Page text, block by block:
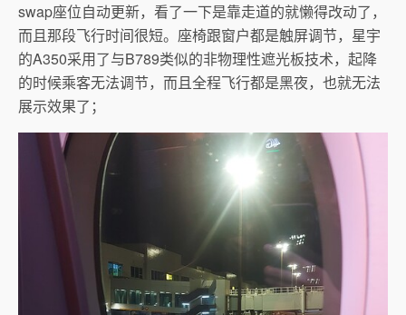
swap座位自动更新，看了一下是靠走道的就懒得改动了，
而且那段飞行时间很短。座椅跟窗户都是触屏调节，星宇
的A350采用了与B789类似的非物理性遮光板技术，起降
的时候乘客无法调节，而且全程飞行都是黑夜，也就无法
展示效果了；